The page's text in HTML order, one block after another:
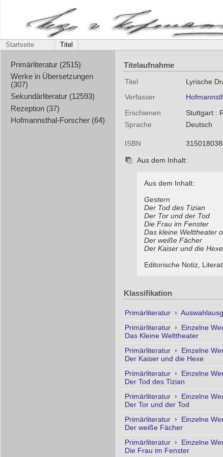
Startseite Titel
Primärliteratur (2515)
Werke in Übersetzungen
(307)
Sekundärliteratur (12593)
Rezeption (37)
Hofmannsthal-Forscher (64)
Titelaufnahme
Titel
Lyrische
Verfasser
Erschienen
Stuttgart :
Sprache
Deutsch
ISBN
Aus dem Inhalt:
Aus dem Inhalt:
Gestern
Der Tod des Tizian
Der Tor und der Tod
Die Frau im Fenster
Das kleine Welttheater
Der weiße Fächer
Der Kaiser und die Hexe
Editorische Notiz,
Klassifikation
Primärliteratur ›
Primärliteratur › Einzelne
Das Kleine Welttheater
Primärliteratur › Einzelne
Der Kaiser und die Hexe
Primärliteratur › Einzelne
Der Tod des Tizian
Primärliteratur › Einzelne
Der Tor und der Tod
Primärliteratur › Einzelne
Der weiße Fächer
Primärliteratur › Einzelne
Die Frau im Fenster